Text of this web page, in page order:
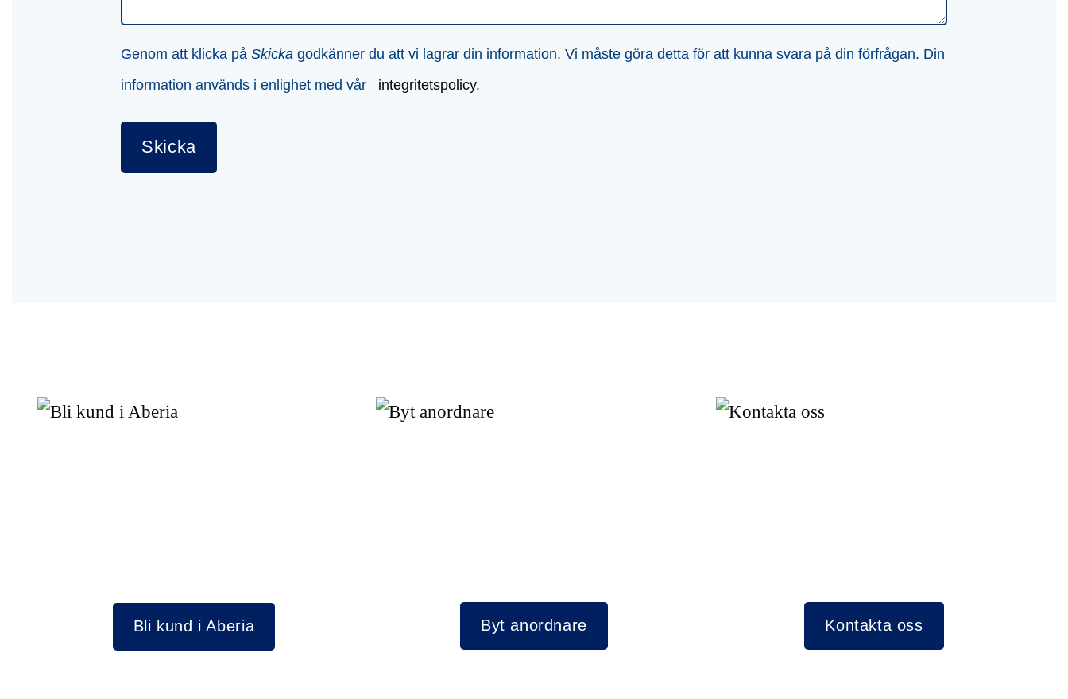
Genom att klicka på Skicka godkänner du att vi lagrar din information. Vi måste göra detta för att kunna svara på din förfrågan. Din
information används i enlighet med vår
integritetspolicy.
Bli kund i Aberia Byt anordnare Kontakta oss